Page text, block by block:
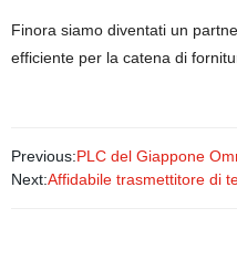
Finora siamo diventati un
efficiente per la catena di
Previous:PLC del Giappone
Next:Affidabile trasmettitore di